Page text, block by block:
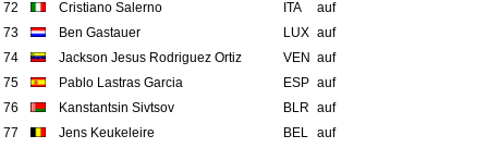
72
Cristiano Salerno ITA
auf
73
Ben Gastauer LUX auf
74
Jackson Jesus Rodriguez Ortiz VEN auf
75
Pablo Lastras Garcia ESP auf
76
Kanstantsin Sivtsov BLR auf
77
Jens Keukeleire BEL auf